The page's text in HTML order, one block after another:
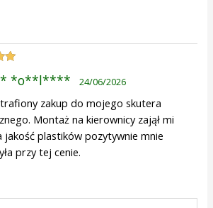
*o**l**** 24/06/2026
zakup do mojego skutera
Montaż na kierownicy zajął mi
jakość plastików pozytywnie mnie
przy tej cenie.